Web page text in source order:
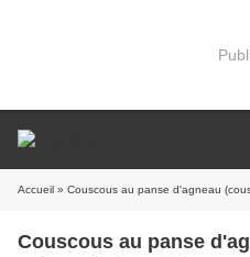
Accueil » Couscous au panse d'agneau
Couscous au panse